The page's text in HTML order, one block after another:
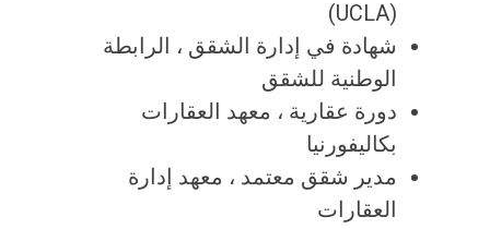
(UCLA)
شهادة في إدارة الشقق ، الرابطة
الوطنية للشقق
دورة عقارية ، معهد العقارات
بكاليفورنيا
مدير شقق معتمد ، معهد إدارة
العقارات